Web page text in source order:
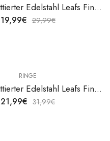
18K Goldplattierter Edelstahl Leafs Fingerring von V&F Jewelers
19,99€ 29,99€
RINGE
18K Goldplattierter Edelstahl Leafs Fingerring von V&F Jewelers
21,99€ 31,99€